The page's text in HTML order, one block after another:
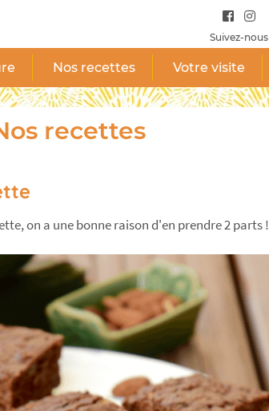
Suivez-nous
Nos recettes Votre visite
recettes
on a une bonne raison d'en prendre 2 parts !